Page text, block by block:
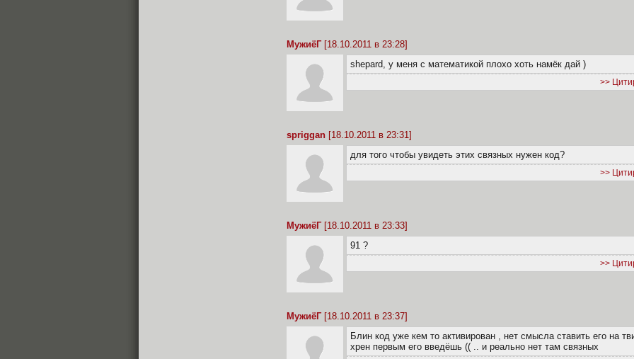
МужиёГ [18.10.2011 в 23:28]
shepard, у меня с математикой плохо хоть намёк дай )
>>
spriggan [18.10.2011 в 23:31]
для того чтобы увидеть этих связных нужен код?
>>
МужиёГ [18.10.2011 в 23:33]
91 ?
>>
МужиёГ [18.10.2011 в 23:37]
Блин код уже кем то активирован , нет смысла ставить его на
хрен первым его введёшь (( .. и реально нет там связных